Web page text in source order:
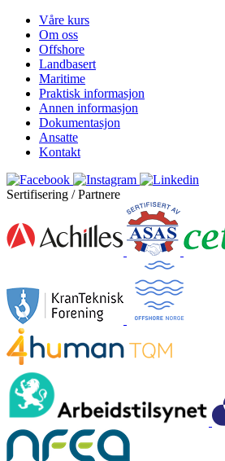
Våre kurs
Om oss
Offshore
Landbasert
Maritime
Praktisk informasjon
Annen informasjon
Dokumentasjon
Ansatte
Kontakt
Sertifisering / Partnere